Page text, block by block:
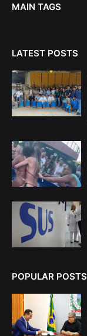
MAIN TAGS
LATEST POSTS
POPULAR POSTS